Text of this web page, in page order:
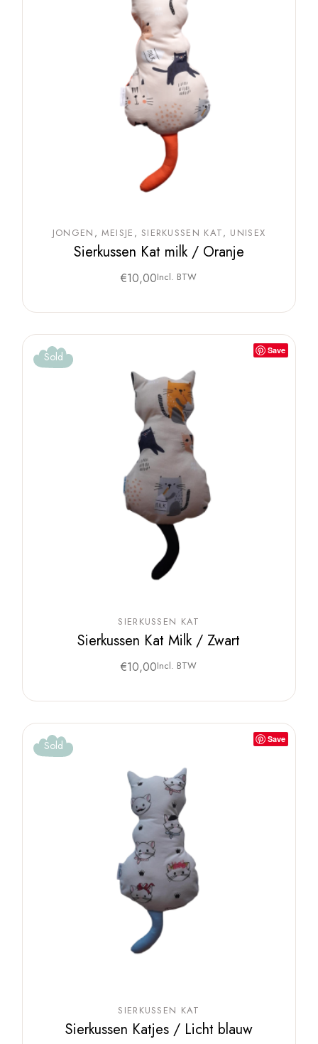
JONGEN MEISJE SIERKUSSEN KAT UNISEX
Sierkussen Kat milk / Oranje
€10,00Incl. BTW
Save
Sold
SIERKUSSEN KAT
Sierkussen Kat Milk / Zwart
€10,00Incl. BTW
Save
Sold
SIERKUSSEN KAT
Sierkussen Katjes / Licht blauw